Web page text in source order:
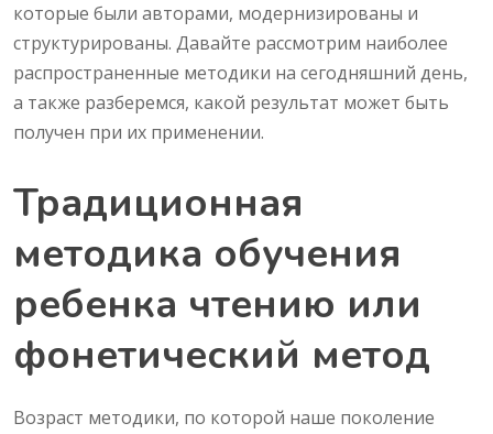
которые были авторами, модернизированы и
структурированы. Давайте рассмотрим наиболее
распространенные методики на сегодняшний день,
а также разберемся, какой результат может быть
получен при их применении.
Традиционная
методика обучения
ребенка чтению или
фонетический метод
Возраст методики, по которой наше поколение